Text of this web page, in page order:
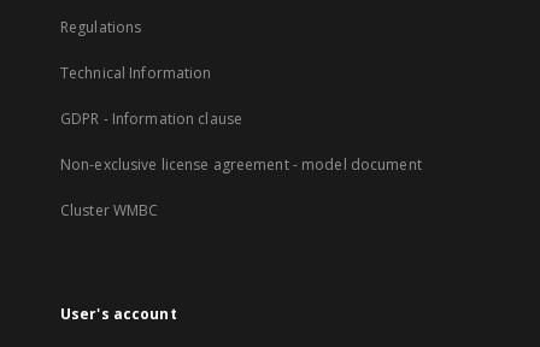
Regulations
Technical Information
GDPR - Information clause
Non-exclusive license agreement - model document
Cluster WMBC
User's account